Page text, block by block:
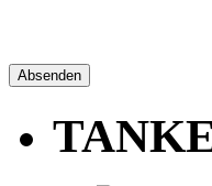
Absenden